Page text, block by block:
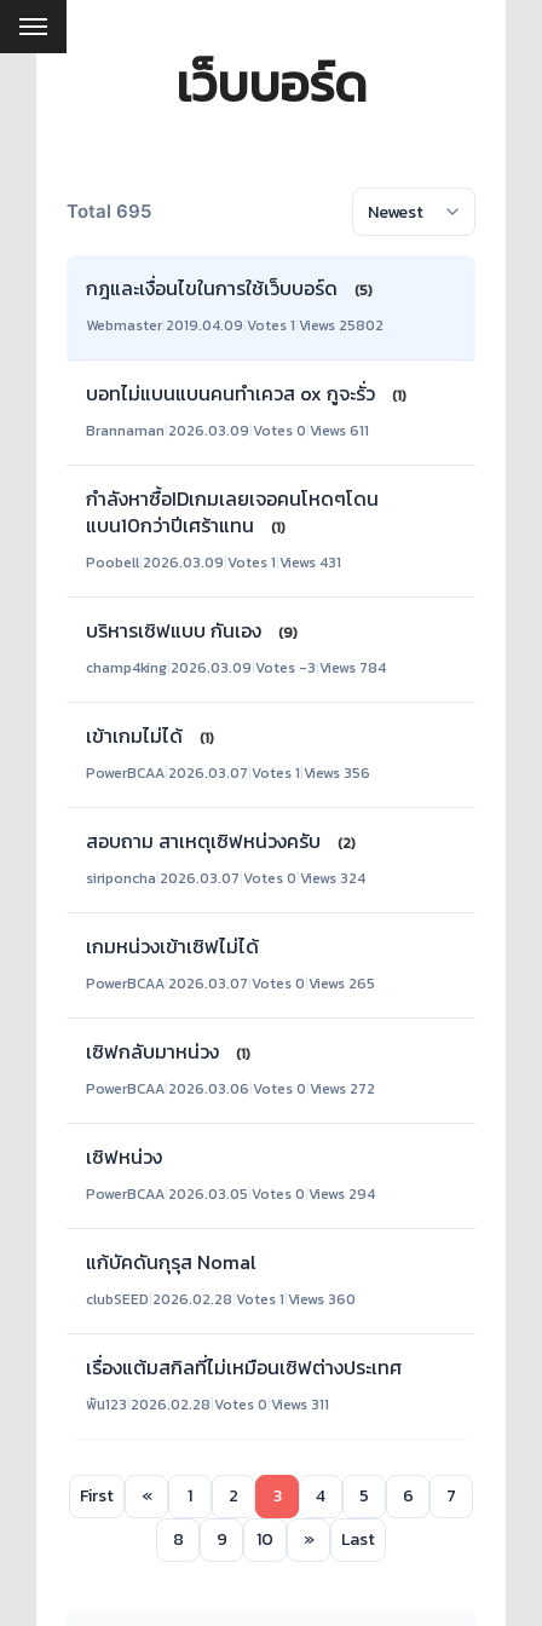
เว็บบอร์ด
Total 695
กฎและเงื่อนไขในการใช้เว็บบอร์ด
(5)
Webmaster 2019.04.09 Votes 1 Views 25802
บอทไม่แบนแบนคนทำเควส ox กูจะรั่ว
(1)
Brannaman|2026.03.09|Votes 0|Views 611
กำลังหาซื้อIDเกมเลยเจอคนโหดๆโดน
แบน10กว่าปีเศร้าแทน
(1)
Poobell|2026.03.09|Votes 1|Views 431
บริหารเซิฟแบบ กันเอง
(9)
champ4king|2026.03.09|Votes -3|Views 784
เข้าเกมไม่ได้
(1)
PowerBCAA|2026.03.07|Votes 1|Views 356
สอบถาม สาเหตุเซิฟหน่วงครับ
(2)
siriponcha|2026.03.07|Votes 0|Views 324
เกมหน่วงเข้าเซิฟไม่ได้
PowerBCAA|2026.03.07|Votes 0|Views 265
เซิฟกลับมาหน่วง
(1)
PowerBCAA|2026.03.06|Votes 0|Views 272
เซิฟหน่วง
PowerBCAA|2026.03.05|Votes 0|Views 294
แก้บัคดันกุรุส Nomal
clubSEED|2026.02.28|Votes 1|Views 360
เรื่องแต้มสกิลที่ไม่เหมือนเซิฟต่างประเทศ
พัน123|2026.02.28|Votes 0|Views 311
First « 1 2 3 4 5 6
7
8
9 10 » Last